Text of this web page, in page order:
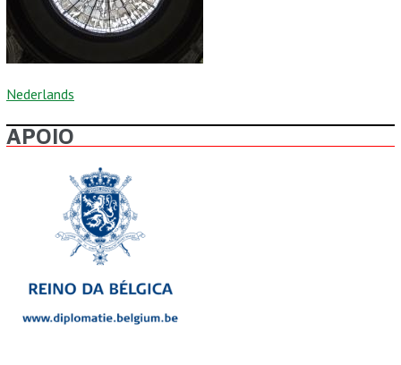
Nederlands
APOIO